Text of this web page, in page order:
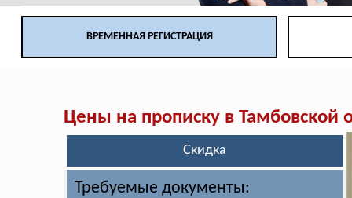
ВРЕМЕННАЯ РЕГИСТРАЦИЯ
Цены на прописку в Тамбовской
Скидка
Требуемые документы: